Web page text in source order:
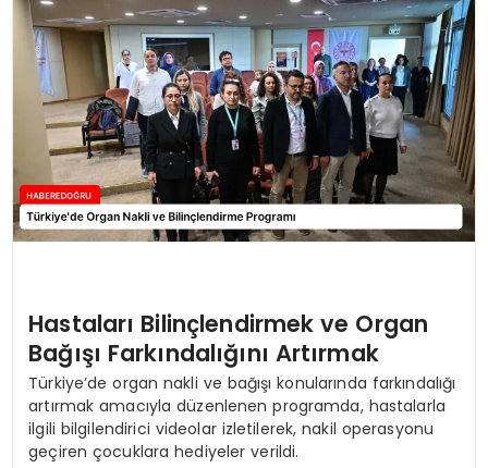
EĞİTİM
MAGAZİN
SAĞLIK
YAŞAM
Hastaları Bilinçlendirmek ve Organ
Bağışı Farkındalığını Artırmak
Türkiye’de organ nakli ve bağışı konularında farkındalığı
artırmak amacıyla düzenlenen programda, hastalarla
ilgili bilgilendirici videolar izletilerek, nakil operasyonu
geçiren çocuklara hediyeler verildi.